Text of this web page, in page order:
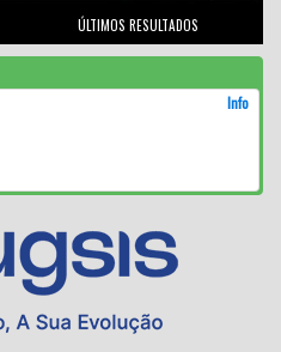
ÚLTIMOS RESULTADOS
Info